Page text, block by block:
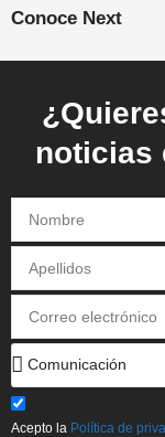
Conoce Next
noticias
Acepto la Política de